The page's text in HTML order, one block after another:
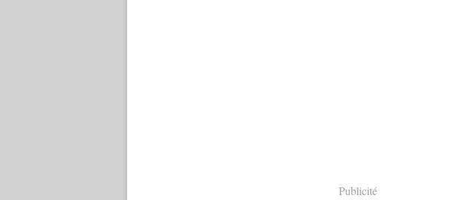
Publicité